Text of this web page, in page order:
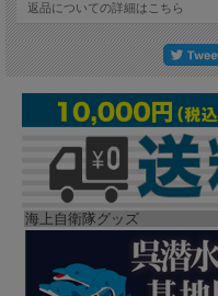
返品についての詳細はこちら
海上自衛隊グッズ